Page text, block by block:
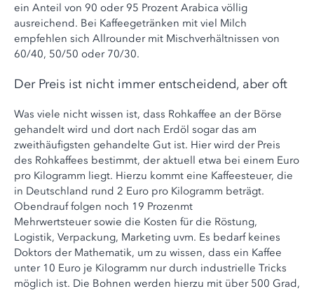
ein Anteil von 90 oder 95 Prozent Arabica völlig
ausreichend. Bei Kaffeegetränken mit viel Milch
empfehlen sich Allrounder mit Mischverhältnissen von
60/40, 50/50 oder 70/30.
Der Preis ist nicht immer entscheidend, aber oft
Was viele nicht wissen ist, dass Rohkaffee an der Börse
gehandelt wird und dort nach Erdöl sogar das am
zweithäufigsten gehandelte Gut ist. Hier wird der Preis
des Rohkaffees bestimmt, der aktuell etwa bei einem Euro
pro Kilogramm liegt. Hierzu kommt eine Kaffeesteuer, die
in Deutschland rund 2 Euro pro Kilogramm beträgt.
Obendrauf folgen noch 19 Prozenmt
Mehrwertsteuer sowie die Kosten für die Röstung,
Logistik, Verpackung, Marketing uvm. Es bedarf keines
Doktors der Mathematik, um zu wissen, dass ein Kaffee
unter 10 Euro je Kilogramm nur durch industrielle Tricks
möglich ist. Die Bohnen werden hierzu mit über 500 Grad,